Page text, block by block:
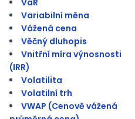
Variabilní měna
Vážená cena
Věčný dluhopis
Vnitřní míra výnosnosti
(IRR)
Volatilita
Volatilní trh
VWAP (Cenově vážená